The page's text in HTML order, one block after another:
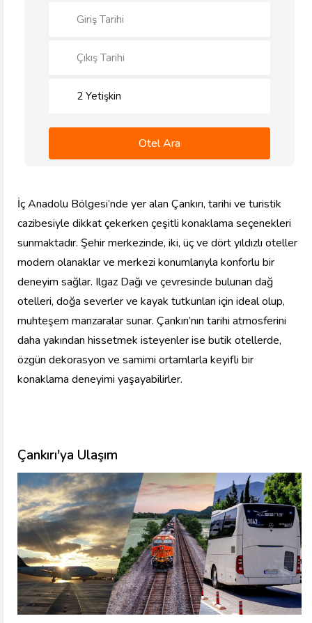
2 Yetişkin
Otel Ara
İç Anadolu Bölgesi’nde yer alan Çankırı, tarihi ve turistik
cazibesiyle dikkat çekerken çeşitli konaklama seçenekleri
sunmaktadır. Şehir merkezinde, iki, üç ve dört yıldızlı oteller
modern olanaklar ve merkezi konumlarıyla konforlu bir
deneyim sağlar. Ilgaz Dağı ve çevresinde bulunan dağ
otelleri, doğa severler ve kayak tutkunları için ideal olup,
muhteşem manzaralar sunar. Çankırı’nın tarihi atmosferini
daha yakından hissetmek isteyenler ise butik otellerde,
özgün dekorasyon ve samimi ortamlarla keyifli bir
konaklama deneyimi yaşayabilirler.
Çankırı'ya Ulaşım